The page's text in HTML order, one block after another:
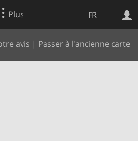
FR
Plus
avis | Passer à l'ancienne carte
Web